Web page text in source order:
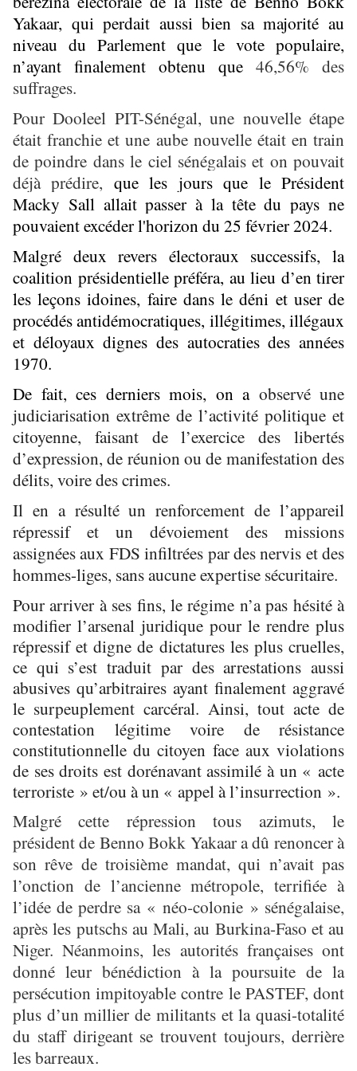
Yakaar, qui perdait aussi bien sa majorité au
niveau du Parlement que le vote populaire,
n’ayant finalement obtenu que 46,56% des
suffrages.
Pour Dooleel PIT-Sénégal, une nouvelle étape
était franchie et une aube nouvelle était en train
de poindre dans le ciel sénégalais et on pouvait
déjà prédire, que les jours que le Président
Macky Sall allait passer à la tête du pays ne
pouvaient excéder l'horizon du 25 février 2024.
Malgré deux revers électoraux successifs, la
coalition présidentielle préféra, au lieu d’en tirer
les leçons idoines, faire dans le déni et user de
procédés antidémocratiques, illégitimes, illégaux
et déloyaux dignes des autocraties des années
1970.
De fait, ces derniers mois, on a observé une
judiciarisation extrême de l’activité politique et
citoyenne, faisant de l’exercice des libertés
d’expression, de réunion ou de manifestation des
délits, voire des crimes.
Il en a résulté un renforcement de l’appareil
répressif et un dévoiement des missions
assignées aux FDS infiltrées par des nervis et des
hommes-liges, sans aucune expertise sécuritaire.
Pour arriver à ses fins, le régime n’a pas hésité à
modifier l’arsenal juridique pour le rendre plus
répressif et digne de dictatures les plus cruelles,
ce qui s’est traduit par des arrestations aussi
abusives qu’arbitraires ayant finalement aggravé
le surpeuplement carcéral. Ainsi, tout acte de
contestation légitime voire de résistance
constitutionnelle du citoyen face aux violations
de ses droits est dorénavant assimilé à un « acte
terroriste » et/ou à un « appel à l’insurrection ».
Malgré cette répression tous azimuts, le
président de Benno Bokk Yakaar a dû renoncer à
son rêve de troisième mandat, qui n’avait pas
l’onction de l’ancienne métropole, terrifiée à
l’idée de perdre sa « néo-colonie » sénégalaise,
après les putschs au Mali, au Burkina-Faso et au
Niger. Néanmoins, les autorités françaises ont
donné leur bénédiction à la poursuite de la
persécution impitoyable contre le PASTEF, dont
plus d’un millier de militants et la quasi-totalité
du staff dirigeant se trouvent toujours, derrière
les barreaux.